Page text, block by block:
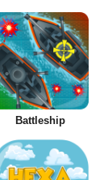
Battleship